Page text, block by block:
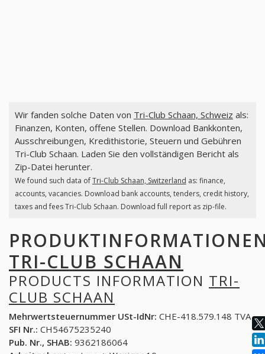
Wir fanden solche Daten von Tri-Club Schaan, Schweiz als:
Finanzen, Konten, offene Stellen. Download Bankkonten,
Ausschreibungen, Kredithistorie, Steuern und Gebühren
Tri-Club Schaan. Laden Sie den vollständigen Bericht als
Zip-Datei herunter.
We found such data ofTri-Club Schaan, Switzerland as: finance,
accounts, vacancies. Download bank accounts, tenders, credit history,
taxes and fees Tri-Club Schaan. Download full report as zip-file.
TRI-CLUB SCHAAN
PRODUCTS INFORMATION TRI-
CLUB SCHAAN
Mehrwertsteuernummer USt-IdNr: CHE-418.579.148 TVA
SFI Nr.: CH54675235240
Pub. Nr., SHAB: 9362186064